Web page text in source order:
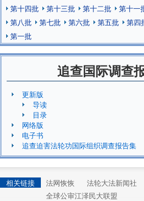
第十四批
第十三批 第十二批 第十一
第八批
第七批 第六批 第五批 第四
第一批
追查国际调查
更新版
导读
目录
网络版
电子书
追查迫害法轮功国际组织调查报告集
相关链接 法网恢恢 法轮大法新闻社
全球公审江泽民大联盟